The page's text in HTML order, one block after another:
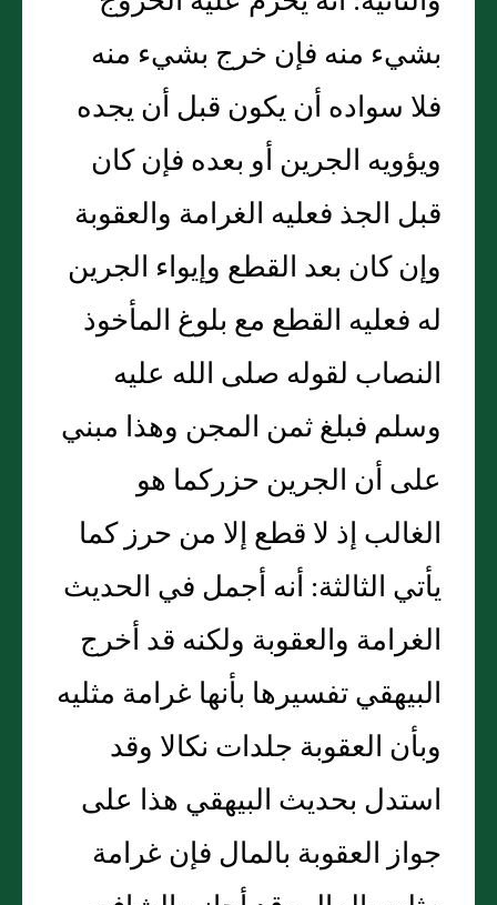
بشيء منه فإن خرج بشيء منه
فلا سواده أن يكون قبل أن يجده
ويؤويه الجرين أو بعده فإن كان
قبل الجذ فعليه الغرامة والعقوبة
وإن كان بعد القطع وإيواء الجرين
له فعليه القطع مع بلوغ المأخوذ
النصاب لقوله صلى الله عليه
وسلم فبلغ ثمن المجن وهذا مبني
على أن الجرين حزركما هو
الغالب إذ لا قطع إلا من حرز كما
يأتي الثالثة: أنه أجمل في الحديث
الغرامة والعقوبة ولكنه قد أخرج
البيهقي تفسيرها بأنها غرامة مثليه
وبأن العقوبة جلدات نكالا وقد
استدل بحديث البيهقي هذا على
جواز العقوبة بالمال فإن غرامة